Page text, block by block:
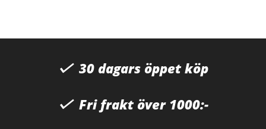
30 dagars öppet köp
Fri frakt över 1000:-